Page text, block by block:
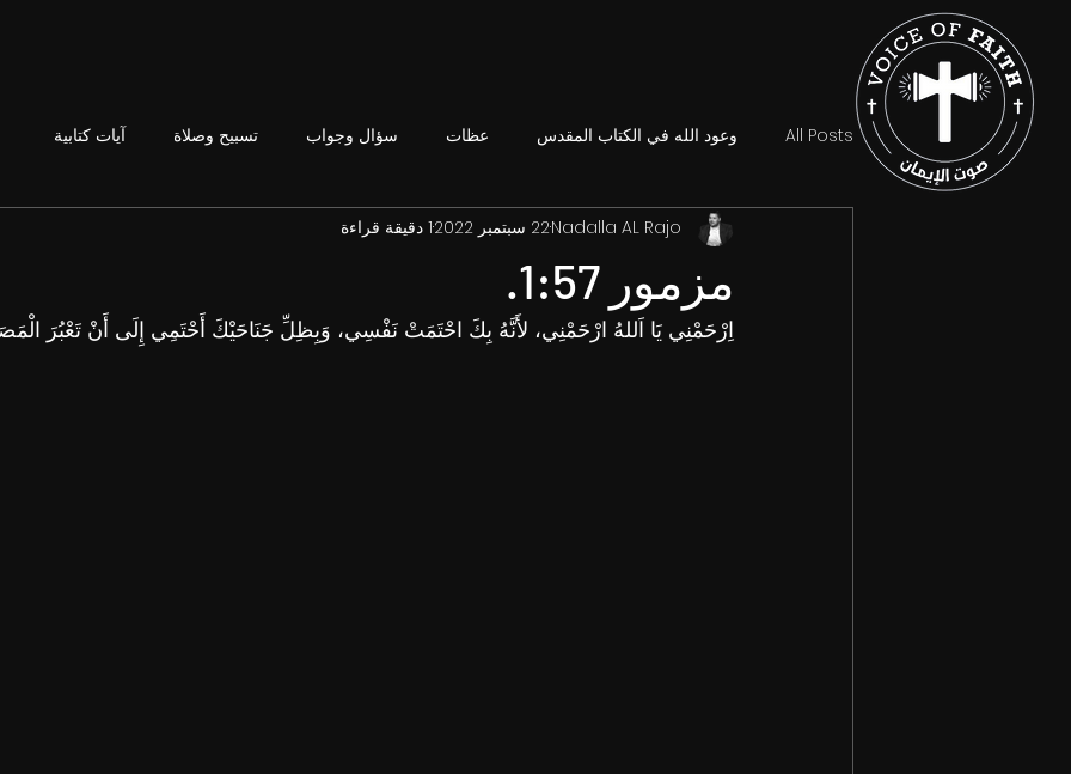
All Posts وعود الله في الكتاب المقدس عظات سؤال وجواب تسبيح وصلاة آيات كتابية
مزمور 1:57.
Nadalla AL Rajo22 سبتمبر 2022 1 دقيقة قراءة
اِرْحَمْنِي يَا اَللهُ ارْحَمْنِي، لأَنَّهُ بِكَ احْتَمَتْ نَفْسِي، وَبِظِلِّ جَنَاحَيْكَ أَحْتَمِي إِلَى أَنْ تَعْبُرَ